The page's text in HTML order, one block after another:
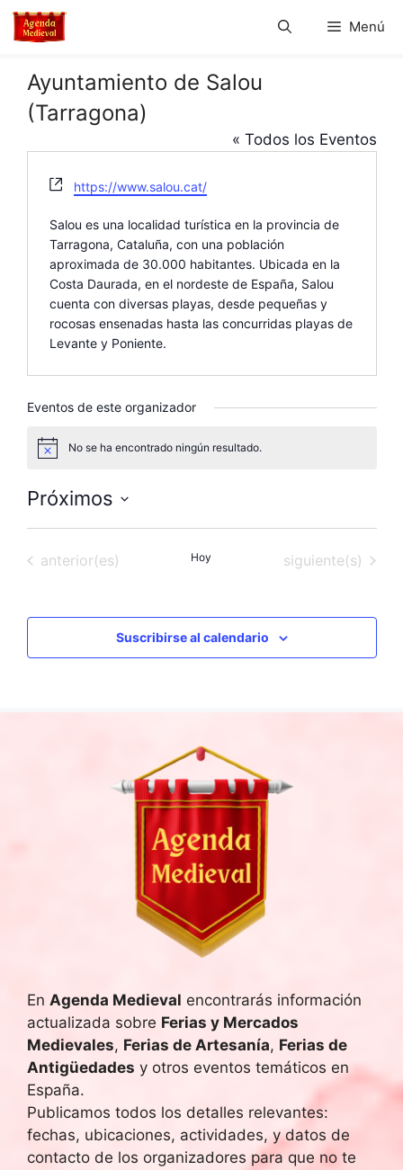
Saltar
Menú
Ayuntamiento de Salou
(Tarragona)
« Todos los Eventos
W
b
s
i
t
e
https://www.salou.cat/
Salou es una localidad turística en la provincia de
Tarragona, Cataluña, con una población
aproximada de 30.000 habitantes. Ubicada en la
Costa Daurada, en el nordeste de España, Salou
cuenta con diversas playas, desde pequeñas y
rocosas ensenadas hasta las concurridas playas de
Levante y Poniente.
Eventos de este organizador
s
No se ha encontrado ningún resultado.
Próximos
S
l
c
i
Eventos
anterior(es) Hoy Eventos
siguiente(s)
Suscribirse al calendario
En Agenda Medieval encontrarás información
actualizada sobre Ferias y Mercados
Medievales, Ferias de Artesanía, Ferias de
Antigüedades y otros eventos temáticos en
España.
Publicamos todos los detalles relevantes:
fechas, ubicaciones, actividades, y datos de
contacto de los organizadores para que no te